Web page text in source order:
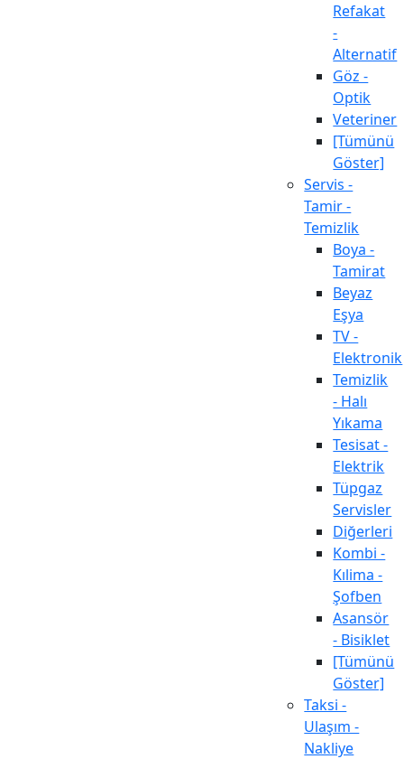
Refakat
-
Alternatif
Göz -
Optik
Veteriner
[Tümünü
Göster]
Servis -
Tamir -
Temizlik
Boya -
Tamirat
Beyaz
Eşya
TV -
Elektronik
Temizlik
- Halı
Yıkama
Tesisat -
Elektrik
Tüpgaz
Servisler
Diğerleri
Kombi -
Kılima -
Şofben
Asansör
- Bisiklet
[Tümünü
Göster]
Taksi -
Ulaşım -
Nakliye